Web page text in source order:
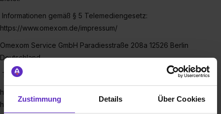
Zustimmung Details Über Cookies
Informationen gemäß § 5 Telemediengesetz:
https://www.omexom.de/impressum/
Omexom Service GmbH Paradiesstraße 208a 12526 Berlin
Deutschland
T +49 30 67983-161 F +49 30 67983-197
http://www.omexom.de Allgemeine Geschäftsbedingungen
https://www.omexom.de/downloads/